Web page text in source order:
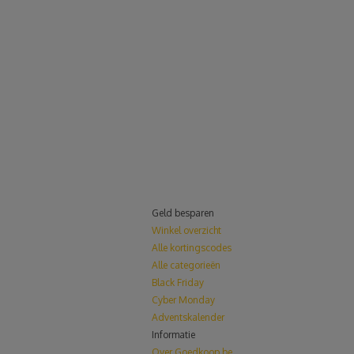
Geld besparen
Winkel overzicht
Alle kortingscodes
Alle categorieën
Black Friday
Cyber Monday
Adventskalender
Informatie
Over Goedkoop.be